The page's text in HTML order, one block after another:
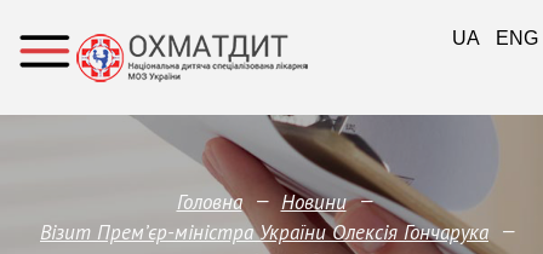
Головна — Новини —
Візит Прем’єр-міністра України Олексія Гончарука —
UA ENG